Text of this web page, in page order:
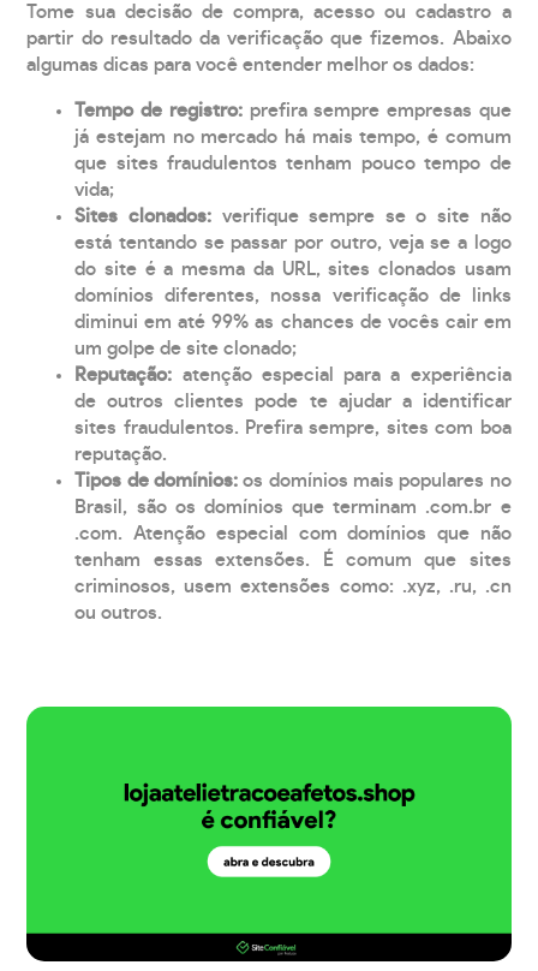
Tome sua decisão de compra, acesso ou cadastro a
partir do resultado da verificação que fizemos. Abaixo
algumas dicas para você entender melhor os dados:
Tempo de registro: prefira sempre empresas que
já estejam no mercado há mais tempo, é comum
que sites fraudulentos tenham pouco tempo de
vida;
Sites clonados: verifique sempre se o site não
está tentando se passar por outro, veja se a logo
do site é a mesma da URL, sites clonados usam
domínios diferentes, nossa verificação de links
diminui em até 99% as chances de vocês cair em
um golpe de site clonado;
Reputação: atenção especial para a experiência
de outros clientes pode te ajudar a identificar
sites fraudulentos. Prefira sempre, sites com boa
reputação.
Tipos de domínios:os domínios mais populares no
Brasil, são os domínios que terminam .com.br e
.com. Atenção especial com domínios que não
tenham essas extensões. É comum que sites
criminosos, usem extensões como: .xyz, .ru, .cn
ou outros.